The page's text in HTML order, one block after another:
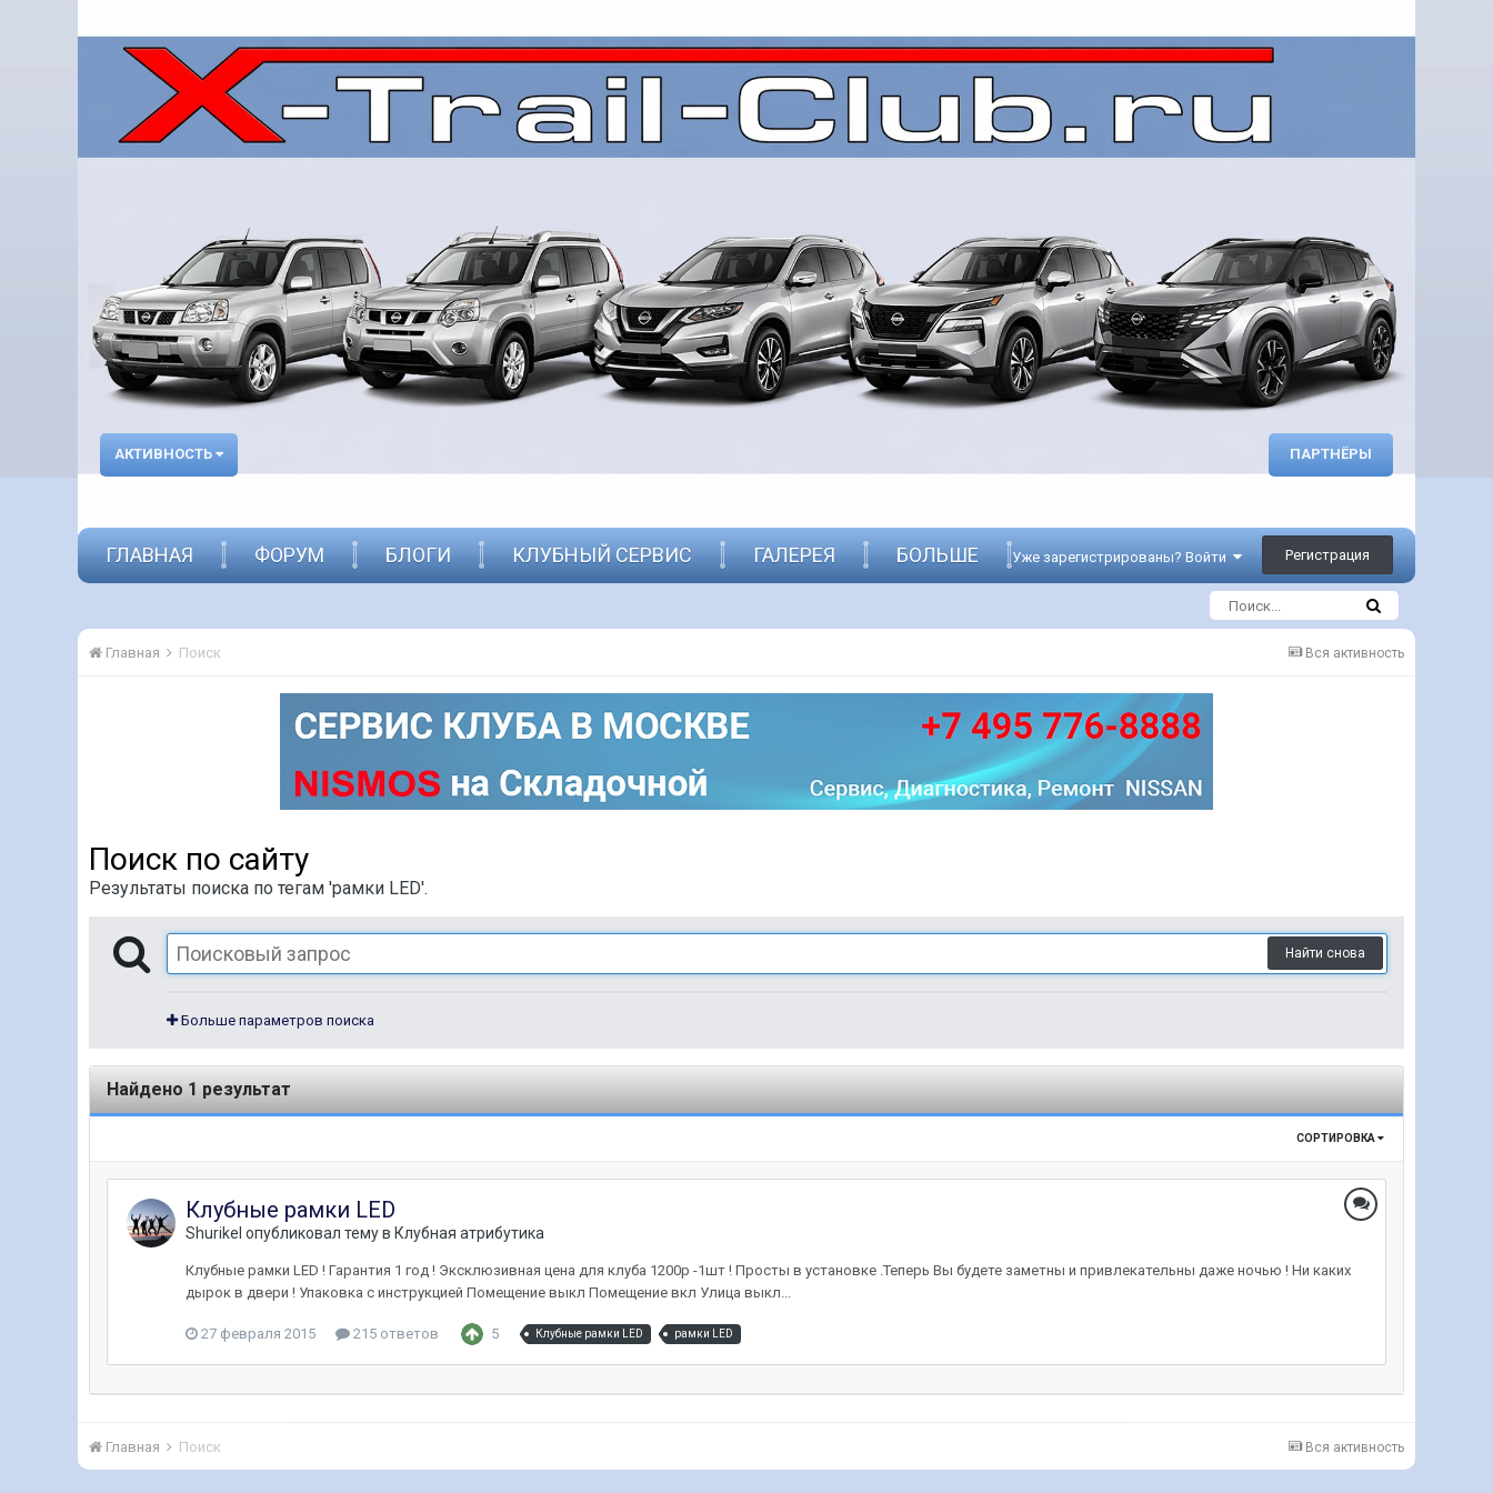
АКТИВНОСТЬ ПАРТНЁРЫ
Уже зарегистрированы? Войти Регистрация
ГЛАВНАЯ ФОРУМ БЛОГИ КЛУБНЫЙ СЕРВИС ГАЛЕРЕЯ БОЛЬШЕ
Вся активность
Главная Поиск
Поиск по сайту
Результаты поиска по тегам 'рамки LED'.
Найти снова
Больше параметров поиска
Найдено 1 результат
СОРТИРОВКА
Клубные рамки LED
Shurikel опубликовал тему в Клубная атрибутика
Клубные рамки LED ! Гарантия 1 год ! Эксклюзивная цена для клуба 1200р -1шт ! Просты в установке .Теперь Вы будете заметны и привлекательны даже ночью ! Ни каких
дырок в двери ! Упаковка с инструкцией Помещение выкл Помещение вкл Улица выкл...
27 февраля 2015 215 ответов 5 Клубные рамки LED рамки LED
Вся активность
Главная Поиск